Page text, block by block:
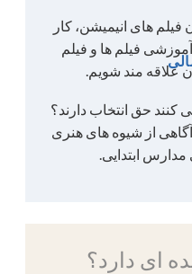
فیلم های انیمیشن، کار
فیلم ها و فیلم
علاقه مند شویم.
کنند حق انتخاب دارند؟
از شیوه های هنری
ابتدایی.
ای دارد؟